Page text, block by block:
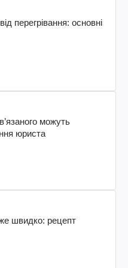
перегрівання: основні
можуть
юриста
швидко: рецепт